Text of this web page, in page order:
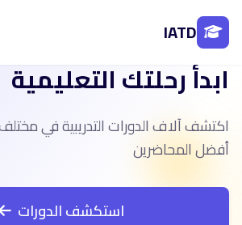
IATD
الرئيسية
الأقسام
المحاضرين
الفروع
تواصل معنا
ابدأ رحلتك التعليمية
اكتشف آلاف الدورات التدريبية في
أفضل المحاضرين
استكشف الدورات